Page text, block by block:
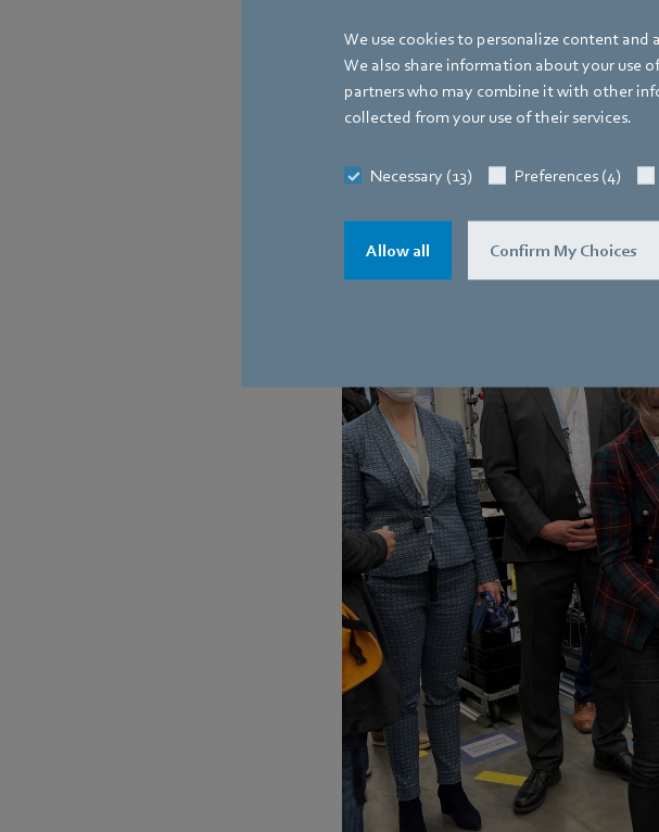
We use cookies to personalize content
We also share information about your use
partners who may combine it with other
collected from your use of their services.
Necessary (13) Preferences (4)
Allow all Confirm My Choices